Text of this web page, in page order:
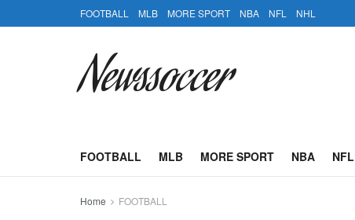
FOOTBALL MLB MORE SPORT NBA NFL NHL
Newssoccer
FOOTBALL MLB MORE SPORT NBA NFL
Home FOOTBALL